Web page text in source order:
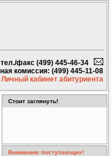
факс (499) 445-46-34
комиссия: (499) 445-11-08
Личный кабинет абитуриента
Стоит заглянуть!
Вниманию поступающих!